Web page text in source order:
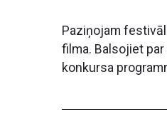
Paziņojam
filma. Balsojiet
konkursa